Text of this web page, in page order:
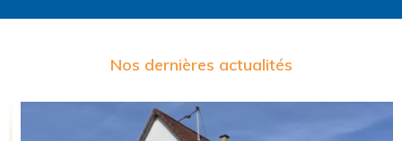
Nos dernières actualités